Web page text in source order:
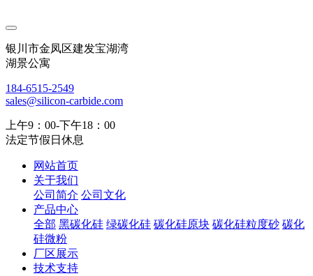
银川市金凤区建发宝湖湾
湖景公寓
184-6515-2549
sales@silicon-carbide.com
上午9：00-下午18：00
法定节假日休息
网站首页
关于我们
公司简介 公司文化
产品中心
全部 黑碳化硅 绿碳化硅 碳化硅原块 碳化硅粒度砂 碳化
硅微粉
厂区展示
技术支持